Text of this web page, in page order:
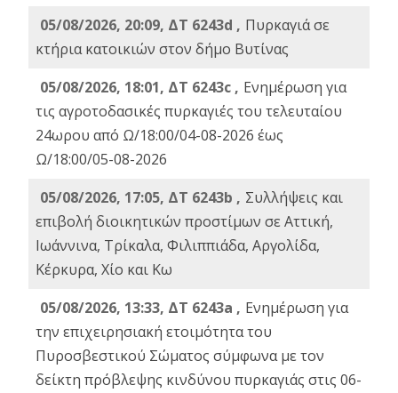
05/08/2026, 20:09, ΔΤ 6243d , Πυρκαγιά σε
κτήρια κατοικιών στον δήμο Βυτίνας
05/08/2026, 18:01, ΔΤ 6243c , Ενημέρωση για
τις αγροτοδασικές πυρκαγιές του τελευταίου
24ωρου από Ω/18:00/04-08-2026 έως
Ω/18:00/05-08-2026
05/08/2026, 17:05, ΔΤ 6243b , Συλλήψεις και
επιβολή διοικητικών προστίμων σε Αττική,
Ιωάννινα, Τρίκαλα, Φιλιππιάδα, Αργολίδα,
Κέρκυρα, Χίο και Κω
05/08/2026, 13:33, ΔΤ 6243a , Ενημέρωση για
την επιχειρησιακή ετοιμότητα του
Πυροσβεστικού Σώματος σύμφωνα με τον
δείκτη πρόβλεψης κινδύνου πυρκαγιάς στις 06-